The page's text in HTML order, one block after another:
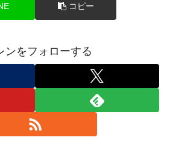
コピー
ンをフォローする